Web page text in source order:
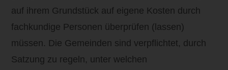
auf ihrem Grundstück auf eigene Kosten durch
fachkundige Personen überprüfen (lassen)
müssen. Die Gemeinden sind verpflichtet, durch
Satzung zu regeln, unter welchen